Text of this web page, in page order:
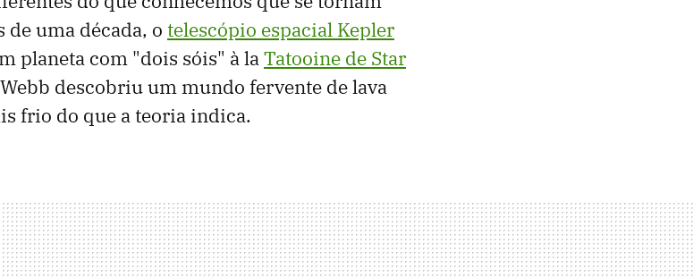
uma década, o telescópio espacial Kepler
planeta com "dois sóis" à laTatooine de Star
descobriu um mundo fervente de lava
frio do que a teoria indica.